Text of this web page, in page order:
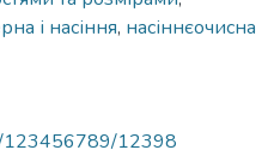
і насіння, насіннєочисна
123456789/12398